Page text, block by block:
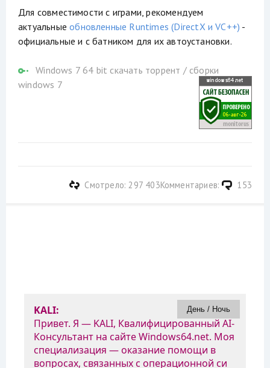
Для совместимости с играми, рекомендуем
актуальныеобновленные Runtimes (DirectX и VC++) -
официальные и с батником для их автоустановки.
Windows 7 64 bit скачать торрент / сборки
windows 7
Комментариев: 153
Смотрело: 297 403